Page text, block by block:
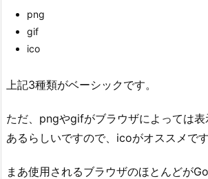
png
gif
ico
上記3種類がベーシックです。
ただ、pngやgifがブラウザによっては
あるらしいですので、icoがオススメです
まあ使用されるブラウザのほとんどが